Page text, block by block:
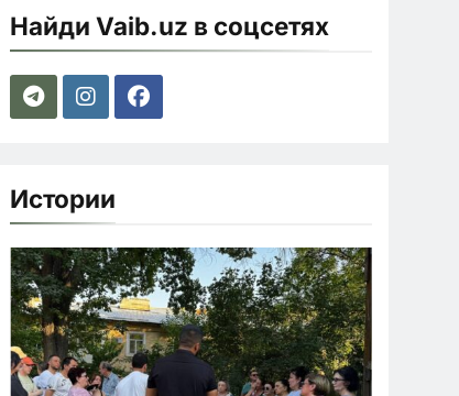
Найди Vaib.uz в соцсетях
Истории